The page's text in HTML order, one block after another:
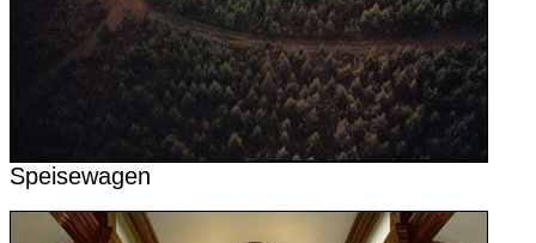
Speisewagen